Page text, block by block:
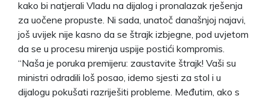
kako bi natjerali Vladu na dijalog i pronalazak rješenja
za uočene propuste. Ni sada, unatoč današnjoj najavi,
još uvijek nije kasno da se štrajk izbjegne, pod uvjetom
da se u procesu mirenja uspije postići kompromis.
“Naša je poruka premijeru: zaustavite štrajk! Vaši su
ministri odradili loš posao, idemo sjesti za stol i u
dijalogu pokušati razriješiti probleme. Međutim, ako s